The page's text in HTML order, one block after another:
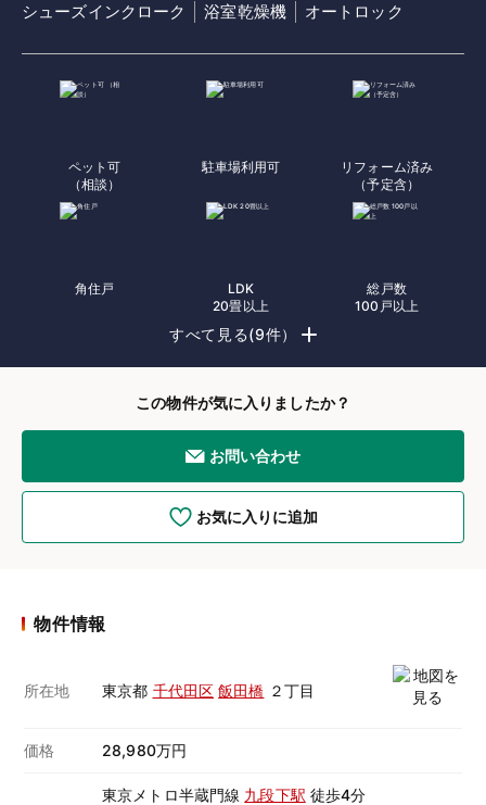
シューズインクローク 浴室乾燥機 オートロック
ペット可
（相談）
駐車場利用可
リフォーム済み
（予定含）
角住戸
LDK
20畳以上
総戸数
100戸以上
すべて見る(9件）
この物件が気に入りましたか？
お問い合わせ
お気に入りに追加
物件情報
所在地 東京都 千代田区 飯田橋 ２丁目
価格 28,980万円
東京メトロ半蔵門線 九段下駅 徒歩4分